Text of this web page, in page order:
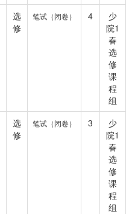
选
修
笔试（闭卷） 4
少
院1
春
选
修
课
程
组
选
修
笔试（闭卷） 3
少
院1
春
选
修
课
程
组